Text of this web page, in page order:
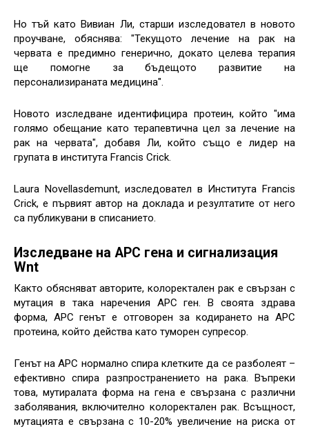
Но тъй като Вивиан Ли, старши изследовател в новото
проучване, обяснява: "Текущото лечение на рак на
червата е предимно генерично, докато целева терапия
ще помогне за бъдещото развитие на
персонализираната медицина".
Новото изследване идентифицира протеин, който "има
голямо обещание като терапевтична цел за лечение на
рак на червата", добавя Ли, който също е лидер на
групата в института Francis Crick.
Laura Novellasdemunt, изследовател в Института Francis
Crick, е първият автор на доклада и резултатите от него
са публикувани в списанието.
Изследване на APC гена и сигнализация
Wnt
Както обясняват авторите, колоректален рак е свързан с
мутация в така наречения APC ген. В своята здрава
форма, APC генът е отговорен за кодирането на APC
протеина, който действа като туморен супресор.
Генът на АРС нормално спира клетките да се разболеят –
ефективно спира разпространението на рака. Въпреки
това, мутиралата форма на гена е свързана с различни
заболявания, включително колоректален рак. Всъщност,
мутацията е свързана с 10-20% увеличение на риска от